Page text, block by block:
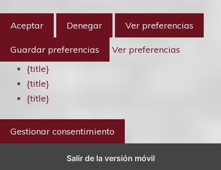
Aceptar Denegar Ver preferencias
Guardar preferencias
Ver preferencias
{title}
{title}
{title}
Gestionar consentimiento
Salir de la versión móvil